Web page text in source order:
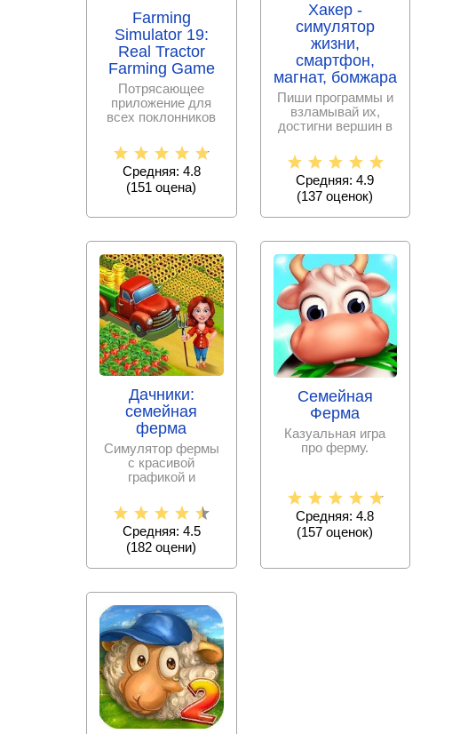
Farming
Simulator 19:
Real Tractor
Farming Game
Потрясающее
приложение для
всех поклонников
развития,
позволяющее
Средняя: 4.8
(151 оценa)
Хакер -
симулятор
жизни,
смартфон,
магнат, бомжара
Пиши программы и
взламывай их,
достигни вершин в
программирования!
Средняя: 4.9
(137 оценок)
Дачники:
семейная
ферма
Симулятор фермы
с красивой
графикой и
геймплеем.
Средняя: 4.5
(182 оцени)
Семейная
Ферма
Казуальная игра
про ферму.
Средняя: 4.8
(157 оценок)